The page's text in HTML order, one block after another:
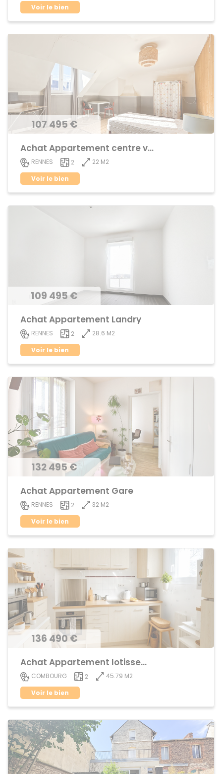
Voir le bien
107 495 €
Achat Appartement centre ville
RENNES 2
22 M2
Voir le bien
109 495 €
Achat Appartement Landry
RENNES 2
28.6 M2
Voir le bien
132 495 €
Achat Appartement Gare
RENNES 2
32 M2
Voir le bien
136 490 €
Achat Appartement lotissement
COMBOURG 2
45.79 M2
Voir le bien